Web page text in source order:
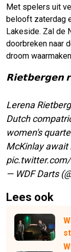
Met spelers uit
belooft zaterdag
Lakeside. Zal de
doorbreken naar
droom
𝗥𝗶𝗲𝘁𝗯𝗲𝗿𝗴𝗲𝗻
Lerena
Dutch
women's
McKinlay await
— WDF Darts
Lees ook